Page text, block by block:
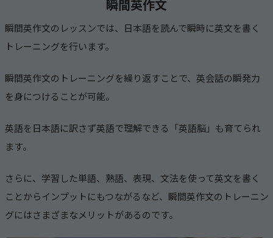
瞬間英作文
瞬間英作文のレッスンでは、日本語を読んで瞬時に英文を書く
トレーニングを行います。
瞬間英作文のトレーニングを繰り返すことで、英会話の瞬発力
を身につけることが可能。
英語を日本語に訳さず英語で理解できる「英語脳」も育てられ
ます。
さらに、学習した単語、熟語、表現、文法を使って英文を書く
ことからインプットにもつながるなど、瞬間英作文のトレーニン
グにはさまざまなメリットがあるのです。